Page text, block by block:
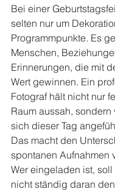
Bei einer
selten nur um
Programmpunkte. Es
Menschen,
Erinnerungen, die mit
Wert gewinnen. Ein
Fotograf hält nicht nur
Raum aussah, sondern
sich dieser Tag
Das macht den
spontanen Aufnahmen
Wer eingeladen ist,
nicht ständig daran